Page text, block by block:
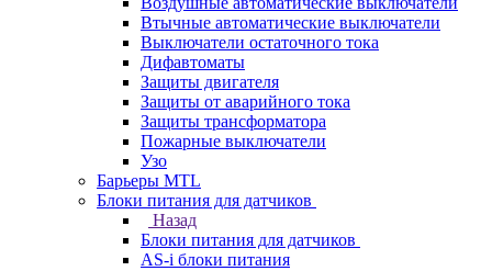
Втычные автоматические выключатели
Выключатели остаточного тока
Дифавтоматы
Защиты двигателя
Защиты от аварийного тока
Защиты трансформатора
Пожарные выключатели
Узо
Барьеры MTL
Блоки питания для датчиков
Назад
Блоки питания для датчиков
AS-i блоки питания